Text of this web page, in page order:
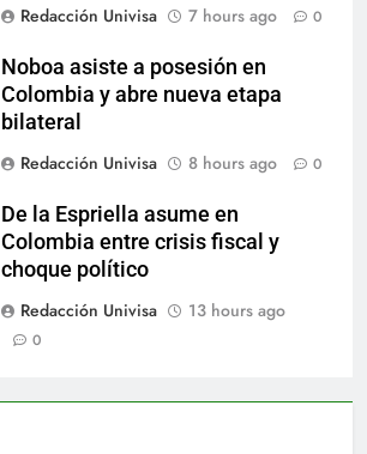
Redacción Univisa
7 hours ago 0
Noboa asiste a posesión en
Colombia y abre nueva etapa
bilateral
Redacción Univisa
8 hours ago 0
De la Espriella asume en
Colombia entre crisis fiscal y
choque político
Redacción Univisa
13 hours ago
0